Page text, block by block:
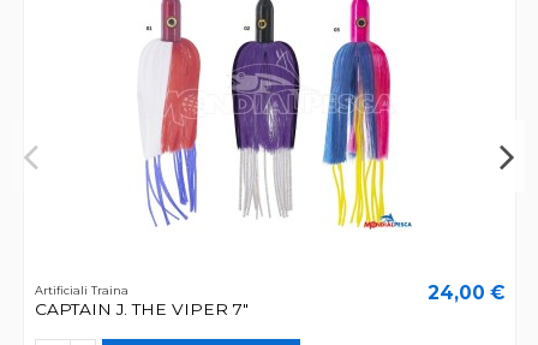
Artificiali Traina
CAPTAIN J. THE VIPER 7"
24,00 €